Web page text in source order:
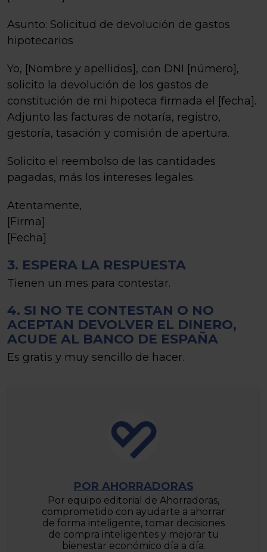
Asunto: Solicitud de devolución de gastos
hipotecarios
Yo, [Nombre y apellidos], con DNI [número],
solicito la devolución de los gastos de
constitución de mi hipoteca firmada el [fecha].
Adjunto las facturas de notaría, registro,
gestoría, tasación y comisión de apertura.
Solicito el reembolso de las cantidades
pagadas, más los intereses legales.
Atentamente,
[Firma]
[Fecha]
3. ESPERA LA RESPUESTA
Tienen un mes para contestar.
4. SI NO TE CONTESTAN O NO
ACEPTAN DEVOLVER EL DINERO,
ACUDE AL BANCO DE ESPAÑA
Es gratis y muy sencillo de hacer.
POR AHORRADORAS
Por equipo editorial de Ahorradoras,
comprometido con ayudarte a ahorrar
de forma inteligente, tomar decisiones
de compra inteligentes y mejorar tu
bienestar económico día a día.